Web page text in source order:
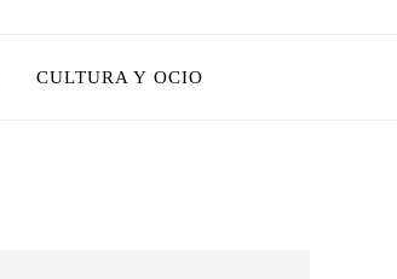
CULTURA Y OCIO